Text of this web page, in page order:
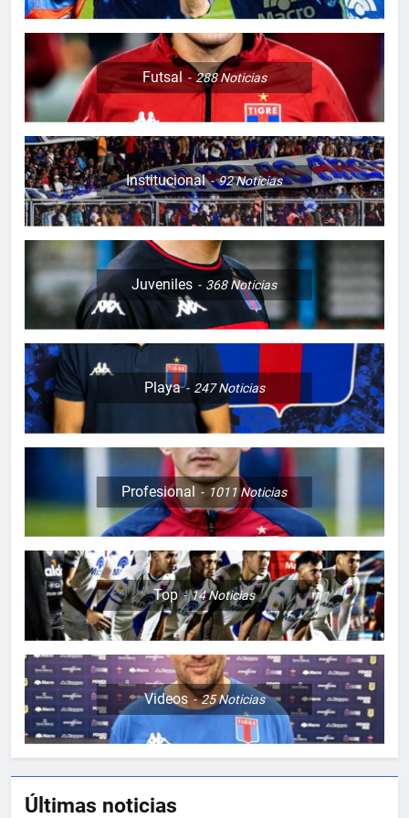
Futsal 288Noticias
Institucional 92Noticias
Juveniles 368Noticias
Playa 247Noticias
Profesional 1011Noticias
Top 14Noticias
Videos 25Noticias
Últimas noticias